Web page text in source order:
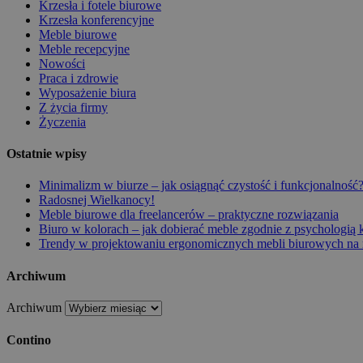
Krzesła i fotele biurowe
Krzesła konferencyjne
Meble biurowe
Meble recepcyjne
Nowości
Praca i zdrowie
Wyposażenie biura
Z życia firmy
Życzenia
Ostatnie wpisy
Minimalizm w biurze – jak osiągnąć czystość i funkcjonalność?
Radosnej Wielkanocy!
Meble biurowe dla freelancerów – praktyczne rozwiązania
Biuro w kolorach – jak dobierać meble zgodnie z psychologią
Trendy w projektowaniu ergonomicznych mebli biurowych na
Archiwum
Archiwum
Contino